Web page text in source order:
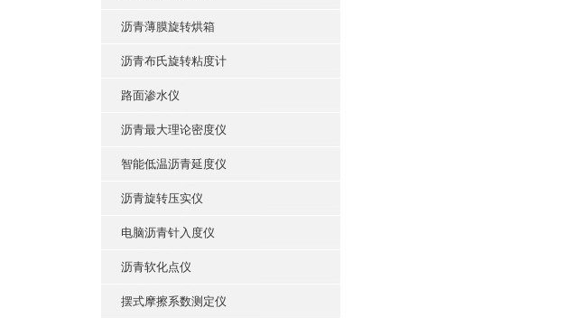
沥青薄膜旋转烘箱
沥青布氏旋转粘度计
路面渗水仪
沥青最大理论密度仪
智能低温沥青延度仪
沥青旋转压实仪
电脑沥青针入度仪
沥青软化点仪
摆式摩擦系数测定仪